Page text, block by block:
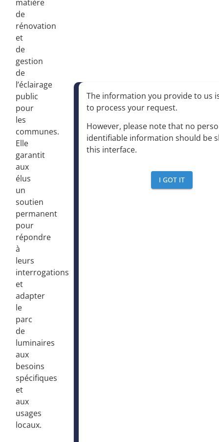
matière
de
rénovation
et
de
gestion
de
l’éclairage
public
pour
les
communes.
Elle
garantit
aux
élus
un
soutien
permanent
pour
répondre
à
leurs
interrogations
et
adapter
le
parc
de
luminaires
aux
besoins
spécifiques
et
aux
usages
locaux.
The information you provide to us
to process your request.
However, please note that no
identifiable information should be
this interface.
I GOT IT